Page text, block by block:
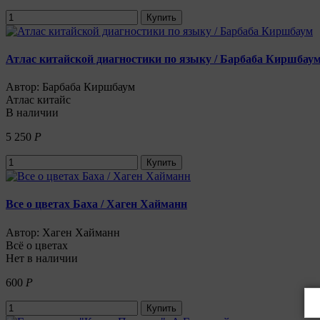
Купить
Атлас китайской диагностики по языку / Барбаба
Автор: Барбаба Киршбаум
Атлас китайс
В наличии
5 250 Р
Купить
Все о цветах Баха / Хаген Хайманн
Автор: Хаген Хайманн
Всё о цветах
Нет в наличии
600 Р
Купить